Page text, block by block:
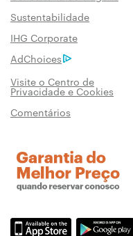
Sustentabilidade
IHG Corporate
AdChoices
Visite o Centro de
Privacidade e Cookies
Comentários